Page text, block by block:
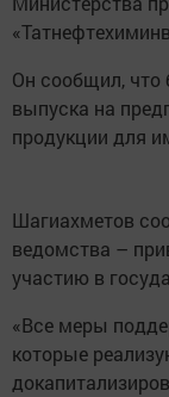
Он сообщил,
выпуска на
продукции для
Шагиахметов
ведомства –
участию в
«Все меры
которые